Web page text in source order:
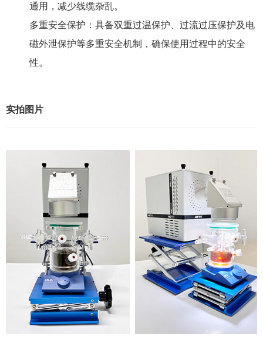
通用，减少线缆杂乱。
多重安全保护：具备双重过温保护、过流过压保护及电
磁外泄保护等多重安全机制，确保使用过程中的安全
性。
实拍图片